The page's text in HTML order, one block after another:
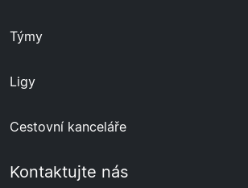
Týmy
Ligy
Cestovní kanceláře
Kontaktujte nás